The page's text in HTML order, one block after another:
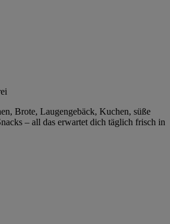
Brote, Laugengebäck, Kuchen, süße
– all das erwartet dich täglich frisch in